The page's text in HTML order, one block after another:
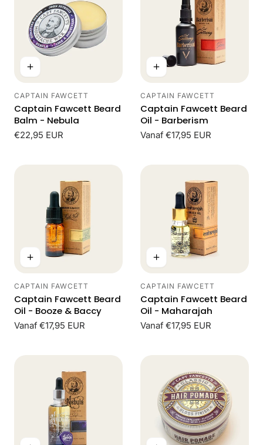
Leverancier:
CAPTAIN FAWCETT
Captain Fawcett Beard
Balm - Nebula
Normale
€22,95 EUR
Leverancier:
CAPTAIN FAWCETT
Captain Fawcett Beard
Oil - Barberism
Normale
Vanaf €17,95 EUR
Leverancier:
CAPTAIN FAWCETT
Captain Fawcett Beard
Oil - Booze & Baccy
Normale
Vanaf €17,95 EUR
Leverancier:
CAPTAIN FAWCETT
Captain Fawcett Beard
Oil - Maharajah
Normale
Vanaf €17,95 EUR